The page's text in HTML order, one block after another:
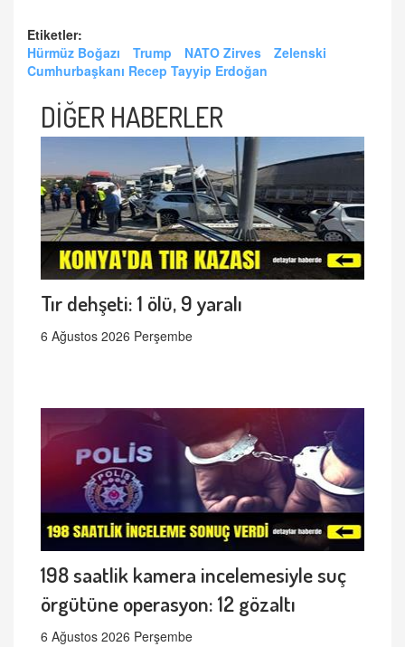
Etiketler:
Hürmüz Boğazı
Trump NATO Zirves
Zelenski
Cumhurbaşkanı Recep Tayyip Erdoğan
DİĞER HABERLER
Tır dehşeti: 1 ölü, 9 yaralı
6 Ağustos 2026 Perşembe
198 saatlik kamera incelemesiyle suç
örgütüne operasyon: 12 gözaltı
6 Ağustos 2026 Perşembe